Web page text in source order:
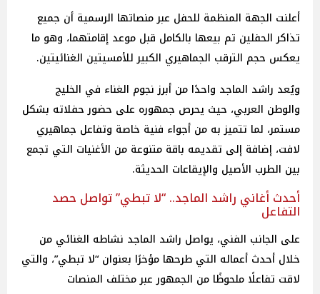
أعلنت الجهة المنظمة للحفل عبر منصاتها الرسمية أن جميع
تذاكر الحفلين تم بيعها بالكامل قبل موعد إقامتهما، وهو ما
يعكس حجم الترقب الجماهيري الكبير للأمسيتين الغنائيتين.
ويُعد راشد الماجد واحدًا من أبرز نجوم الغناء في الخليج
والوطن العربي، حيث يحرص جمهوره على حضور حفلاته بشكل
مستمر، لما تتميز به من أجواء فنية خاصة وتفاعل جماهيري
لافت، إضافة إلى تقديمه باقة متنوعة من الأغنيات التي تجمع
بين الطرب الأصيل والإيقاعات الحديثة.
أحدث أغاني راشد الماجد.. “لا تبطي” تواصل حصد
التفاعل
على الجانب الفني، يواصل راشد الماجد نشاطه الغنائي من
خلال أحدث أعماله التي طرحها مؤخرًا بعنوان “لا تبطي”، والتي
لاقت تفاعلًا ملحوظًا من الجمهور عبر مختلف المنصات